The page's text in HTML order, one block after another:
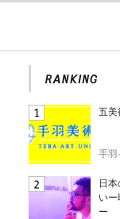
五美
手羽
日
い
ー